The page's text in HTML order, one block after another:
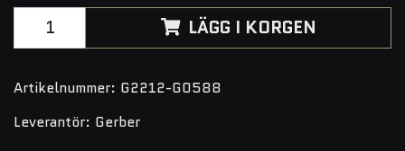
LÄGG I KORGEN
Artikelnummer: G2212-G0588
Leverantör: Gerber